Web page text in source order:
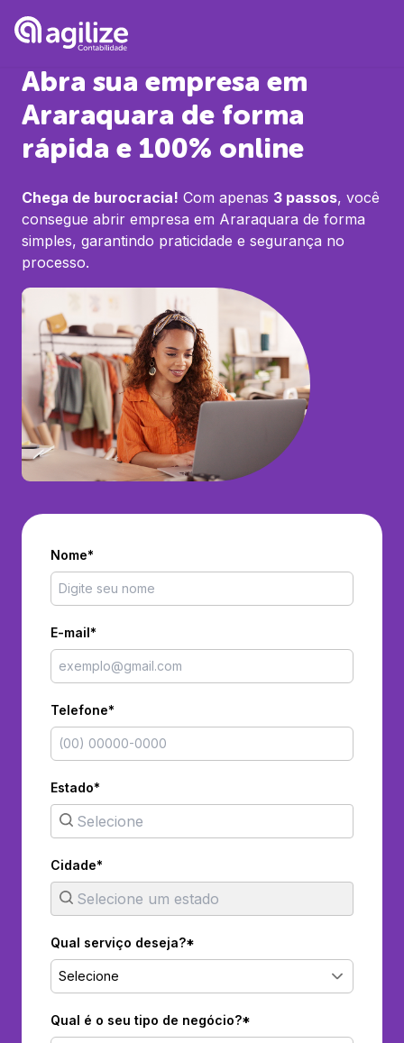
Abra sua empresa em
Araraquara de forma
rápida e 100% online
Chega de burocracia! Com apenas 3 passos, você
consegue abrir empresa em Araraquara de forma
simples, garantindo praticidade e segurança no
processo.
Nome*
E-mail*
Telefone*
Estado*
Cidade*
Qual serviço deseja?*
Selecione
Qual é o seu tipo de negócio?*